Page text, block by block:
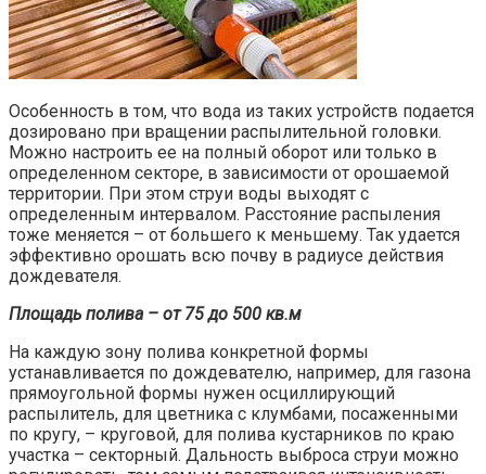
Особенность в том, что вода из таких устройств подается
дозировано при вращении распылительной головки.
Можно настроить ее на полный оборот или только в
определенном секторе, в зависимости от орошаемой
территории. При этом струи воды выходят с
определенным интервалом. Расстояние распыления
тоже меняется – от большего к меньшему. Так удается
эффективно орошать всю почву в радиусе действия
дождевателя.
Площадь полива – от 75 до 500 кв.м
На каждую зону полива конкретной формы
устанавливается по дождевателю, например, для газона
прямоугольной формы нужен осциллирующий
распылитель, для цветника с клумбами, посаженными
по кругу, – круговой, для полива кустарников по краю
участка – секторный. Дальность выброса струи можно